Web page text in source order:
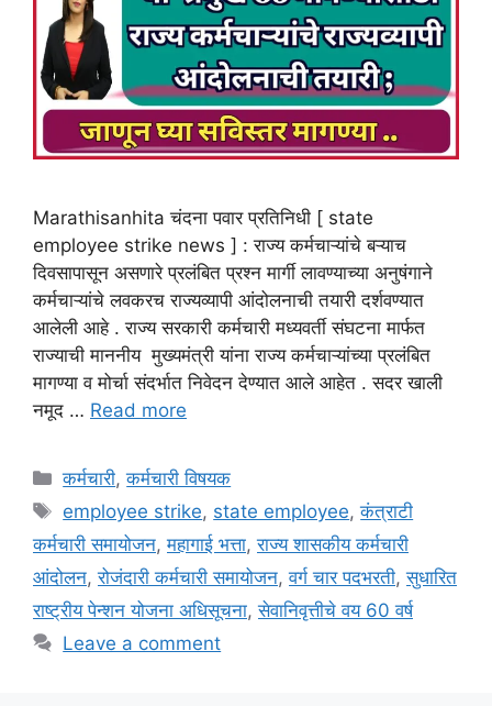
Marathisanhita चंदना पवार प्रतिनिधी [ state
employee strike news ] : राज्य कर्मचाऱ्यांचे बऱ्याच
दिवसापासून असणारे प्रलंबित प्रश्न मार्गी लावण्याच्या अनुषंगाने
कर्मचाऱ्यांचे लवकरच राज्यव्यापी आंदोलनाची तयारी दर्शवण्यात
आलेली आहे . राज्य सरकारी कर्मचारी मध्यवर्ती संघटना मार्फत
राज्याची माननीय मुख्यमंत्री यांना राज्य कर्मचाऱ्यांच्या प्रलंबित
मागण्या व मोर्चा संदर्भात निवेदन देण्यात आले आहेत . सदर खाली
नमूद … Read more
Categories
कर्मचारी,कर्मचारी विषयक
Tags
employee strike, state employee,कंत्राटी
कर्मचारी समायोजन,महागाई भत्ता,राज्य शासकीय कर्मचारी
आंदोलन,रोजंदारी कर्मचारी समायोजन,वर्ग चार पदभरती,सुधारित
राष्ट्रीय पेन्शन योजना अधिसूचना,सेवानिवृत्तीचे वय 60 वर्ष
Leave a comment